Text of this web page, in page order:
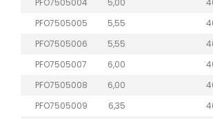
PFO7505005
5,55
PFO7505006
5,55
PFO7505007
6,00
PFO7505008
6,00
PFO7505009
6,35